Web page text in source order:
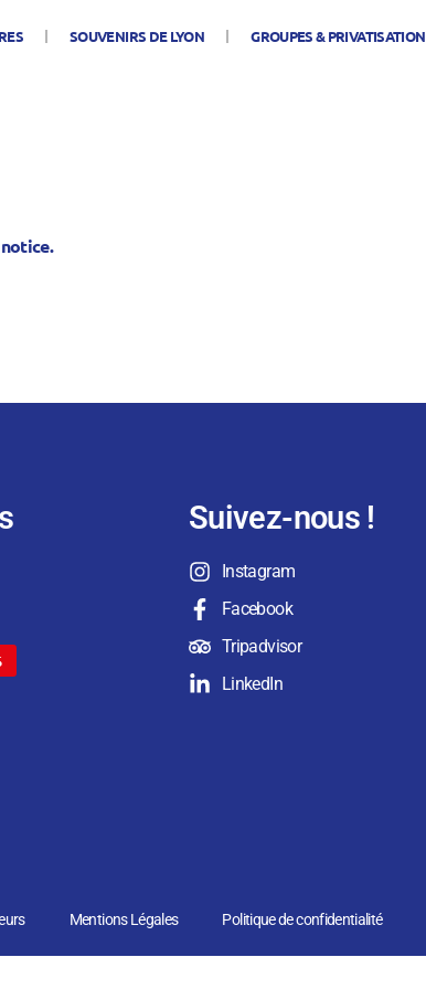
SOUVENIRS DE LYON GROUPES & PRIVATISATION
Suivez-nous !
Instagram
Facebook
Tripadvisor
LinkedIn
Mentions Légales Politique de confidentialité